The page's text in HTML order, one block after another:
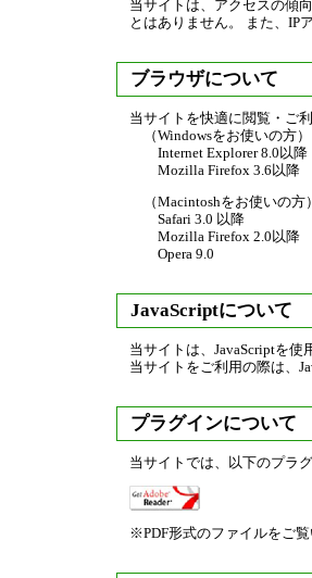
当サイトは、アクセスの傾
とはありません。 また、IP
ブラウザについて
当サイトを快適に閲覧・ご
（Windowsをお使いの方）
Internet Explorer 8.0以降
Mozilla Firefox 3.6以降
（Macintoshをお使いの方
Safari 3.0 以降
Mozilla Firefox 2.0以降
Opera 9.0
JavaScriptについて
当サイトは、JavaScriptを
当サイトをご利用の際は、
プラグインについて
当サイトでは、以下のプラ
※PDF形式のファイルをご覧